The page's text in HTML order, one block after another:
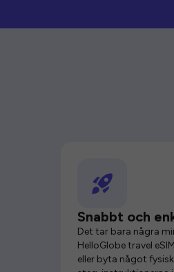
Snabbt och
Det tar bara några
HelloGlobe travel
eller byta något